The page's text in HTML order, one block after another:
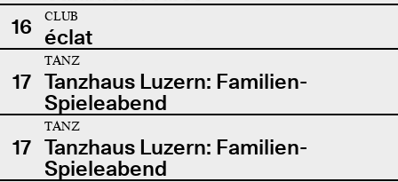
16
CLUB
éclat
17
TANZ
Tanzhaus Luzern: Familien-
Spieleabend
17
TANZ
Tanzhaus Luzern: Familien-
Spieleabend